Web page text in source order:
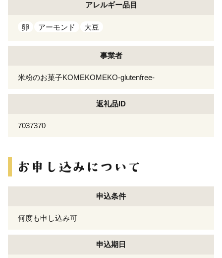
アレルギー品目
卵 アーモンド 大豆
事業者
米粉のお菓子KOMEKOMEKO-glutenfree-
返礼品ID
7037370
申込条件
何度も申し込み可
申込期日